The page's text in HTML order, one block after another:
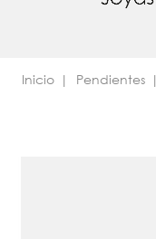
Inicio Pendientes